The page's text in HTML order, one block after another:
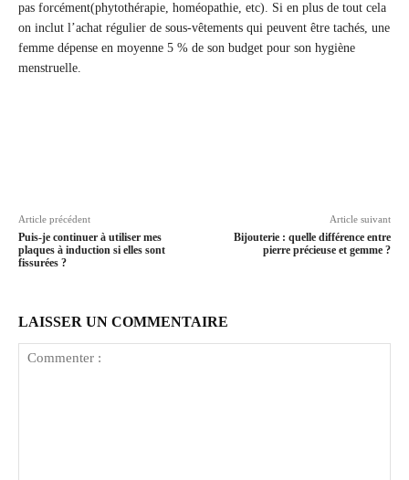
pas forcément(phytothérapie, homéopathie, etc). Si en plus de tout cela
on inclut l’achat régulier de sous-vêtements qui peuvent être tachés, une
femme dépense en moyenne 5 % de son budget pour son hygiène
menstruelle.
Article précédent
Puis-je continuer à utiliser mes
plaques à induction si elles sont
fissurées ?
Article suivant
Bijouterie : quelle différence entre
pierre précieuse et gemme ?
LAISSER UN COMMENTAIRE